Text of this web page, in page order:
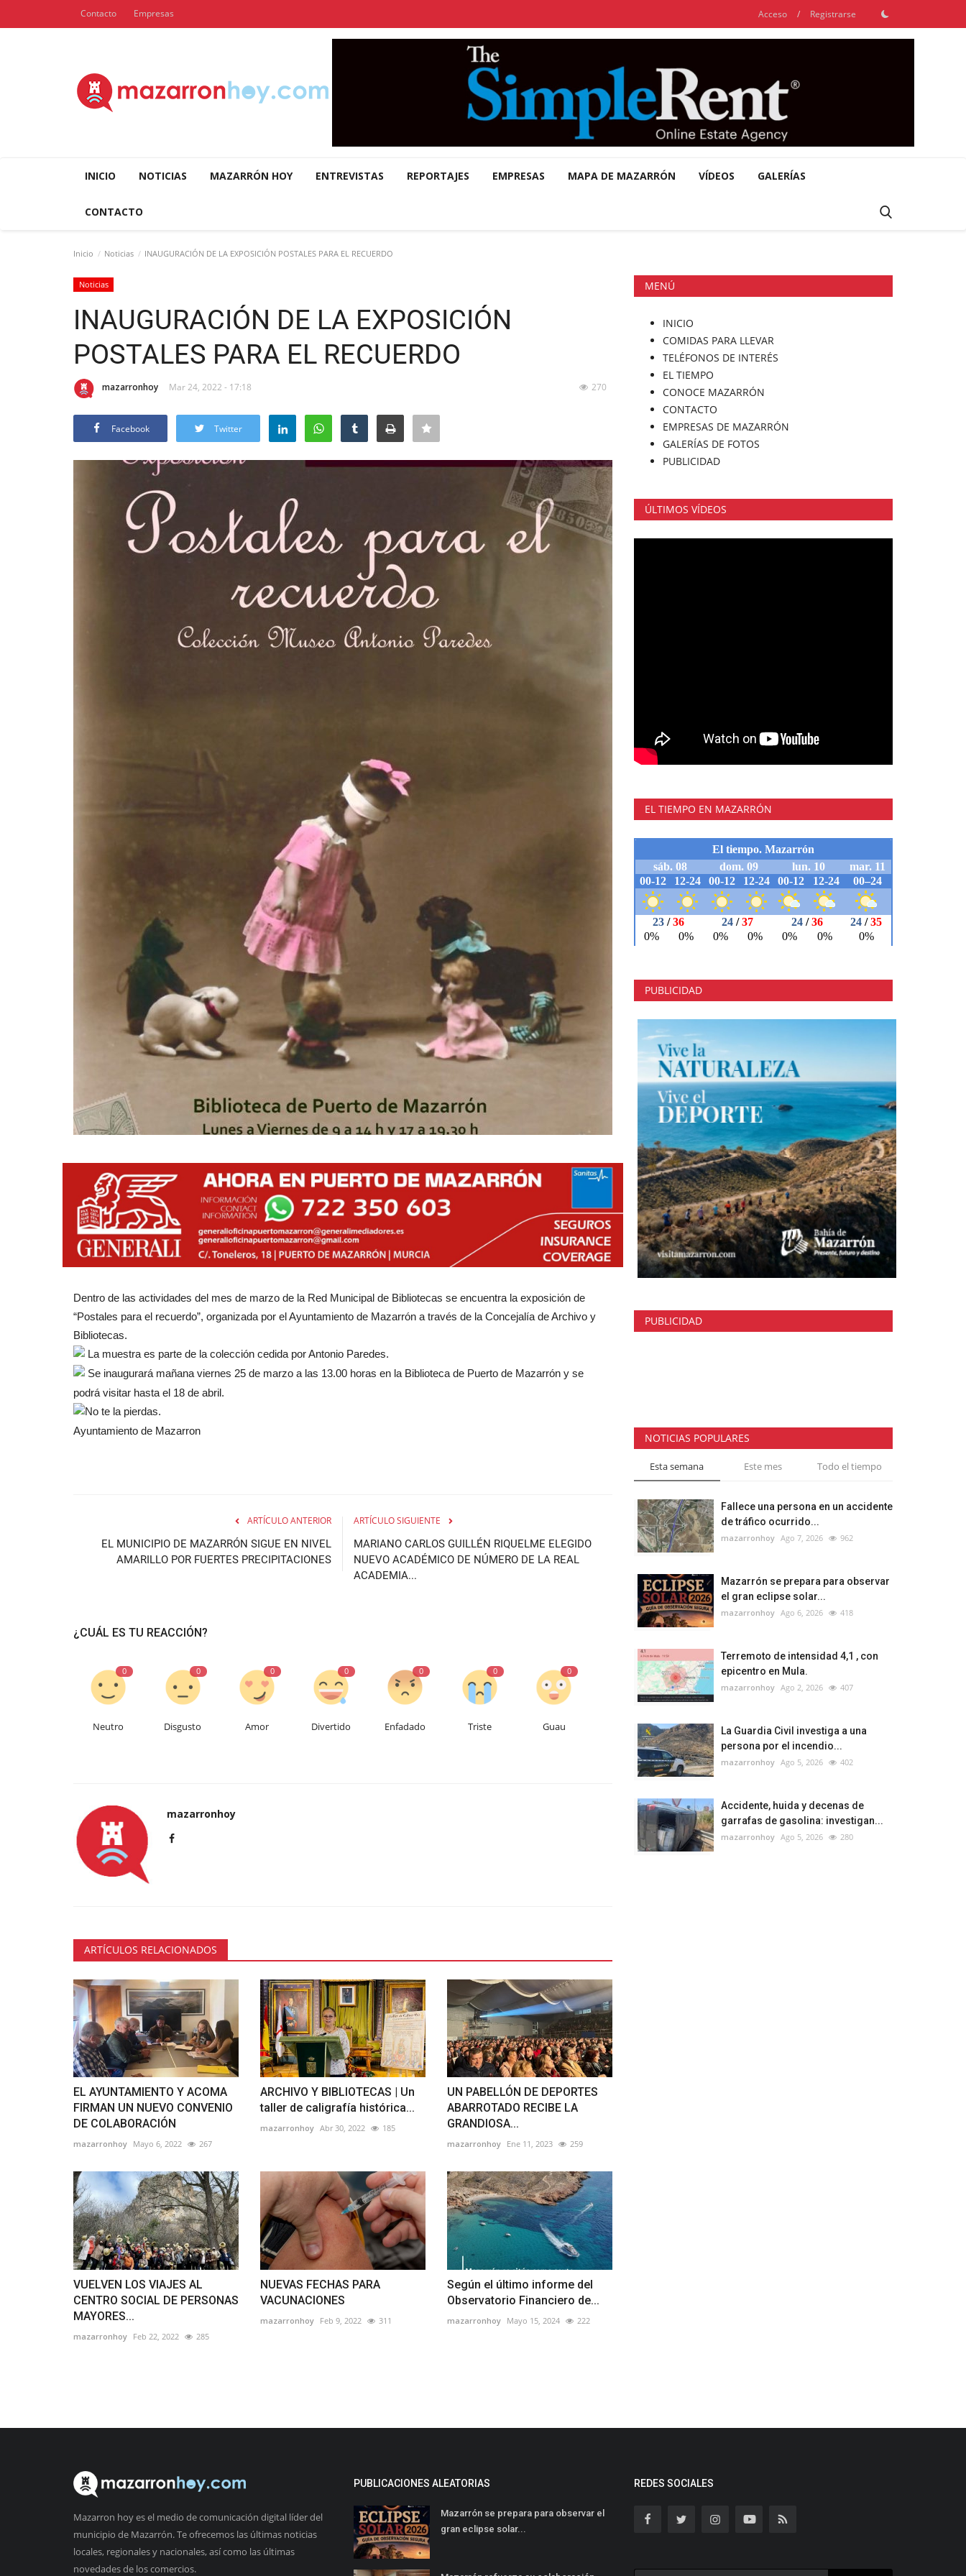
Contacto Empresas Acceso / Registrarse
INICIO NOTICIAS MAZARRÓN HOY ENTREVISTAS REPORTAJES EMPRESAS MAPA DE MAZARRÓN VÍDEOS GALERÍAS
CONTACTO
Inicio Noticias INAUGURACIÓN DE LA EXPOSICIÓN POSTALES PARA EL RECUERDO
Noticias
INAUGURACIÓN DE LA EXPOSICIÓN
POSTALES PARA EL RECUERDO
mazarronhoy Mar 24, 2022 - 17:18 270
Facebook Twitter
Dentro de las actividades del mes de marzo de la Red Municipal de Bibliotecas se encuentra la exposición de
“Postales para el recuerdo”, organizada por el Ayuntamiento de Mazarrón a través de la Concejalía de Archivo y
Bibliotecas.
La muestra es parte de la colección cedida por Antonio Paredes.
Se inaugurará mañana viernes 25 de marzo a las 13.00 horas en la Biblioteca de Puerto de Mazarrón y se
podrá visitar hasta el 18 de abril.
No te la pierdas.
Ayuntamiento de Mazarron
ARTÍCULO ANTERIOR
EL MUNICIPIO DE MAZARRÓN SIGUE EN NIVEL
AMARILLO POR FUERTES PRECIPITACIONES
ARTÍCULO SIGUIENTE
MARIANO CARLOS GUILLÉN RIQUELME ELEGIDO
NUEVO ACADÉMICO DE NÚMERO DE LA REAL
ACADEMIA...
¿CUÁL ES TU REACCIÓN?
0
Neutro
0
Disgusto
0
Amor
0
Divertido
0
Enfadado
0
Triste
0
Guau
mazarronhoy
ARTÍCULOS RELACIONADOS
EL AYUNTAMIENTO Y ACOMA
FIRMAN UN NUEVO CONVENIO
DE COLABORACIÓN
mazarronhoy Mayo 6, 2022 267
ARCHIVO Y BIBLIOTECAS | Un
taller de caligrafía histórica...
mazarronhoy Abr 30, 2022 185
UN PABELLÓN DE DEPORTES
ABARROTADO RECIBE LA
GRANDIOSA...
mazarronhoy Ene 11, 2023 259
VUELVEN LOS VIAJES AL
CENTRO SOCIAL DE PERSONAS
MAYORES...
mazarronhoy Feb 22, 2022 285
NUEVAS FECHAS PARA
VACUNACIONES
mazarronhoy Feb 9, 2022 311
Según el último informe del
Observatorio Financiero de...
mazarronhoy Mayo 15, 2024 222
MENÚ
INICIO
COMIDAS PARA LLEVAR
TELÉFONOS DE INTERÉS
EL TIEMPO
CONOCE MAZARRÓN
CONTACTO
EMPRESAS DE MAZARRÓN
GALERÍAS DE FOTOS
PUBLICIDAD
ÚLTIMOS VÍDEOS
EL TIEMPO EN MAZARRÓN
PUBLICIDAD
PUBLICIDAD
NOTICIAS POPULARES
Esta semana Este mes Todo el tiempo
Fallece una persona en un accidente
de tráfico ocurrido...
mazarronhoy Ago 7, 2026 962
Mazarrón se prepara para observar
el gran eclipse solar...
mazarronhoy Ago 6, 2026 418
Terremoto de intensidad 4,1 , con
epicentro en Mula.
mazarronhoy Ago 2, 2026 407
La Guardia Civil investiga a una
persona por el incendio...
mazarronhoy Ago 5, 2026 402
Accidente, huida y decenas de
garrafas de gasolina: investigan...
mazarronhoy Ago 5, 2026 280
Mazarron hoy es el medio de comunicación digital líder del
municipio de Mazarrón. Te ofrecemos las últimas noticias
locales, regionales y nacionales, así como las últimas
novedades de los comercios.
PUBLICACIONES ALEATORIAS
Mazarrón se prepara para observar el
gran eclipse solar...
REDES SOCIALES